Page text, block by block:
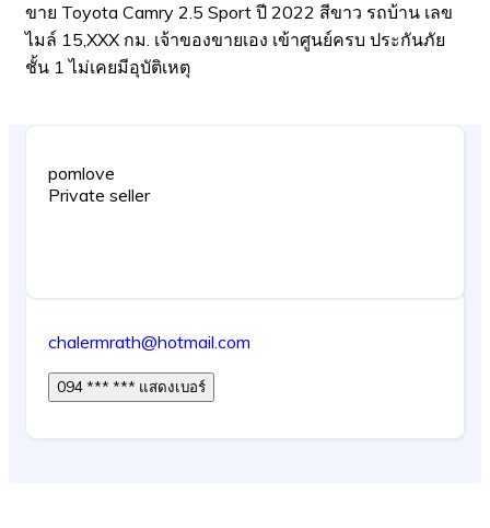
ขาย Toyota Camry 2.5 Sport ปี 2022 สีขาว รถบ้าน เลข
ไมล์ 15,XXX กม. เจ้าของขายเอง เข้าศูนย์ครบ ประกันภัย
ชั้น 1 ไม่เคยมีอุบัติเหตุ
pomlove
Private seller
chalermrath@hotmail.com
094 *** *** แสดงเบอร์